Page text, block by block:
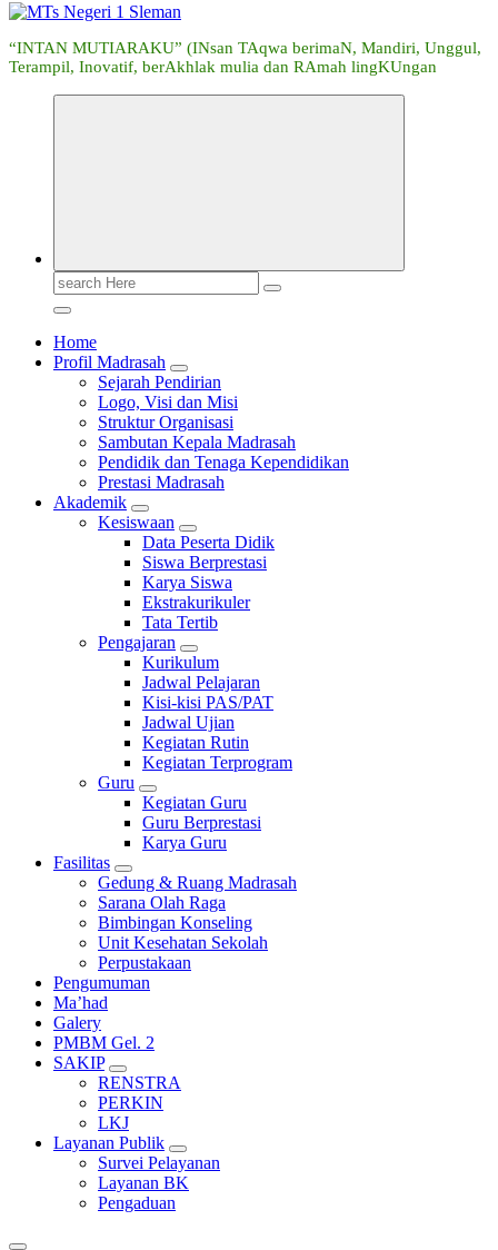
“INTAN MUTIARAKU” (INsan TAqwa berimaN, Mandiri, Unggul,
Terampil, Inovatif, berAkhlak mulia dan RAmah lingKUngan
Search
for:
Home
Profil Madrasah
Sejarah Pendirian
Logo, Visi dan Misi
Struktur Organisasi
Sambutan Kepala Madrasah
Pendidik dan Tenaga Kependidikan
Prestasi Madrasah
Akademik
Kesiswaan
Data Peserta Didik
Siswa Berprestasi
Karya Siswa
Ekstrakurikuler
Tata Tertib
Pengajaran
Kurikulum
Jadwal Pelajaran
Kisi-kisi PAS/PAT
Jadwal Ujian
Kegiatan Rutin
Kegiatan Terprogram
Guru
Kegiatan Guru
Guru Berprestasi
Karya Guru
Fasilitas
Gedung & Ruang Madrasah
Sarana Olah Raga
Bimbingan Konseling
Unit Kesehatan Sekolah
Perpustakaan
Pengumuman
Ma’had
Galery
PMBM Gel. 2
SAKIP
RENSTRA
PERKIN
LKJ
Layanan Publik
Survei Pelayanan
Layanan BK
Pengaduan